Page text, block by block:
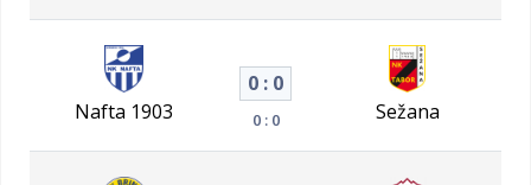
Nafta 1903
0 : 0
0 : 0 Sežana